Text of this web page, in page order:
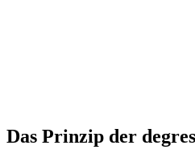
Das Prinzip der